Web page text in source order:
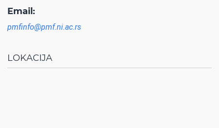
Email:
pmfinfo@pmf.ni.ac.rs
LOKACIJA